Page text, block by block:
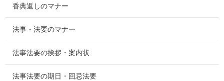
香典返しのマナー
法事・法要のマナー
法事法要の挨拶・案内状
法事法要の期日・回忌法要